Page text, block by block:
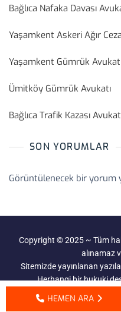
Bağlıca Nafaka Davası
Yaşamkent Askeri Ağır
Yaşamkent Gümrük
Ümitköy Gümrük Avukatı
Bağlıca Trafik Kazası
SON YORUMLAR
Görüntülenecek bir yorum
Copyright © 2025 ~ Tüm
alınamaz
Sitemizde yayınlanan
Herhangi bir hukuki
HEMEN ARA